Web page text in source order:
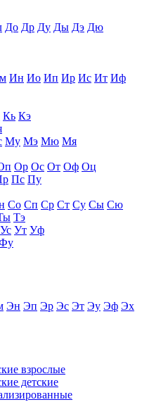
До Др Ду Ды Дэ Дю
Ин Ио Ип Ир Ис Ит Иф
Кь Кэ
Му Мэ Мю Мя
Ор Ос От Оф Оц
Пс Пу
Со Сп Ср Ст Су Сы Сю
Тэ
Ус Ут Уф
Эн Эп Эр Эс Эт Эу Эф Эх
взрослые
детские